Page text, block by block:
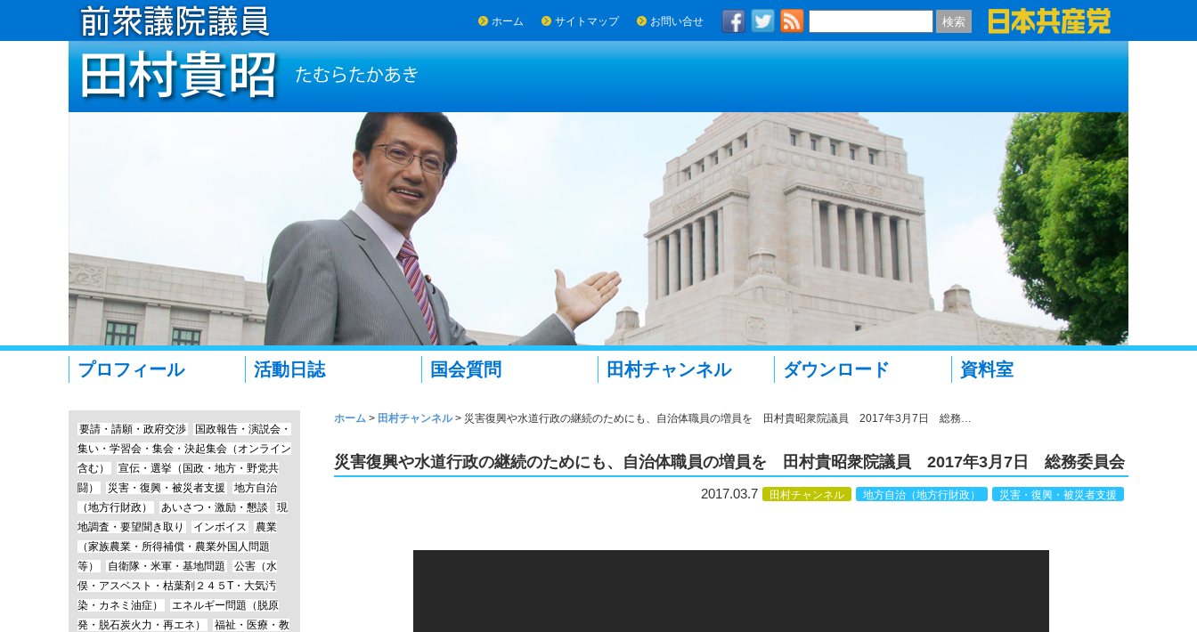
ホーム サイトマップ お問い合せ 検索
プロフィール 活動日誌 国会質問 田村チャンネル ダウンロード 資料室
ホーム> 田村チャンネル> 災害復興や水道行政の継続のためにも、自治体職員の増員を 田村貴昭衆院議員 2017年3月7日 総務…
災害復興や水道行政の継続のためにも、自治体職員の増員を 田村貴昭衆院議員 2017年3月7日 総務委員会
2017.03.7 田村チャンネル 地方自治（地方行財政） 災害・復興・被災者支援
要請・請願・政府交渉
国政報告・演説会・
集い・学習会・集会・決起集会（オンライン
含む）
宣伝・選挙（国政・地方・野党共
闘）
災害・復興・被災者支援
地方自治
（地方行財政）
あいさつ・激励・懇談
現
地調査・要望聞き取り
インボイス
農業
（家族農業・所得補償・農業外国人問題
等）
自衛隊・米軍・基地問題
公害（水
俣・アスベスト・枯葉剤２４５T・大気汚
染・カネミ油症）
エネルギー問題（脱原
発・脱石炭火力・再エネ）
福祉・医療・教